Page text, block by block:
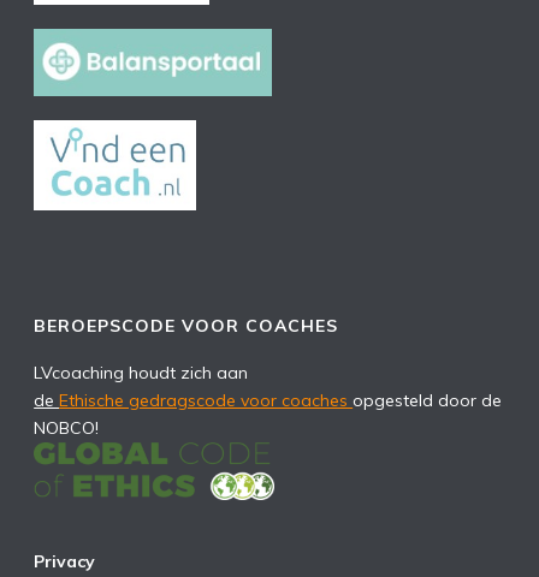
BEROEPSCODE VOOR COACHES
LVcoaching houdt zich aan
deEthische gedragscode voor coachesopgesteld door de
NOBCO!
Privacy